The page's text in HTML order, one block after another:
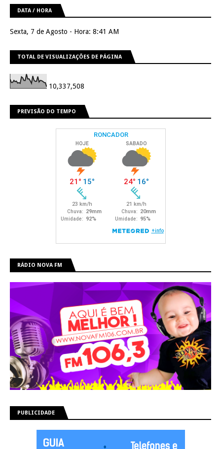
DATA / HORA
Sexta, 7 de Agosto - Hora: 8:41 AM
TOTAL DE VISUALIZAÇÕES DE PÁGINA
10,337,508
PREVISÃO DO TEMPO
RÁDIO NOVA FM
PUBLICIDADE